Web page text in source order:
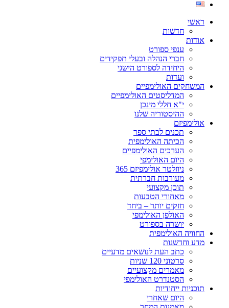
ראשי
חדשות
אודות
ענפי ספורט
חברי הנהלה ובעלי תפקידים
היחידה לספורט הישגי
ועדות
המשחקים האולימפיים
המדליסטים האולימפיים
י"א חללי מינכן
ההיסטוריה שלנו
אולימפיזם
תכנים לבתי ספר
הכיתה האולימפית
הערכים האולימפיים
היום האולימפי
ניוזלטר אולימפיזם 365
מעורבות חברתית
תוכן מקצועי
מאחורי הטבעות
חזקים יותר – ביחד
האולפן האולימפי
יושרה בספורט
החוויה האולימפית
מדע וחדשנות
כתב העת לנושאים מדעיים
סרטוני 120 שניות
מאמרים מקצועיים
הסטנדרט האולימפי
תוכניות ייחודיות
היום שאחרי